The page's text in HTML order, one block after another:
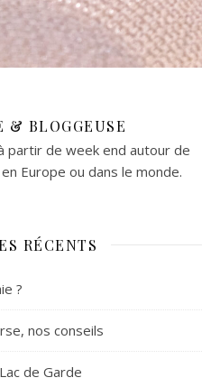
& BLOGGEUSE
partir de week end autour de
Europe ou dans le monde.
RÉCENTS
?
nos conseils
de Garde